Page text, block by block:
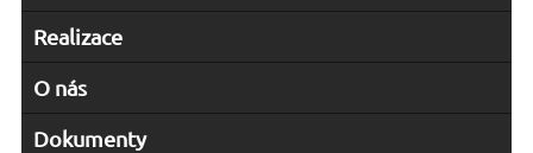
Realizace
O nás
Dokumenty